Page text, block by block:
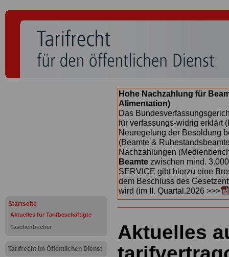
Startseite
Aktuelles für Tarifbeschäftigte
Taschenbücher
Tarifrecht im Öffentlichen Dienst
Hohe Nachzahlung für
Alimentation)
Das
für verfassungs-widrig erklärt
Neuregelung der Besoldung
(Beamte &
Nachzahlungen
Beamte zwischen mind.
SERVICE gibt hierzu eine
dem Beschluss des
wird (im II. Quartal.2026 >>>
Aktuelles